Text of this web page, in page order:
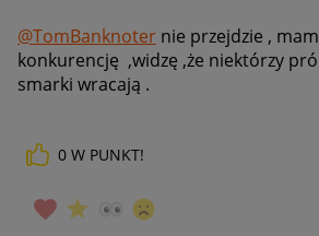
@TomBanknoter nie przejdzie ,
konkurencję ,widzę ,że niektórzy
smarki wracają .
0 W PUNKT!